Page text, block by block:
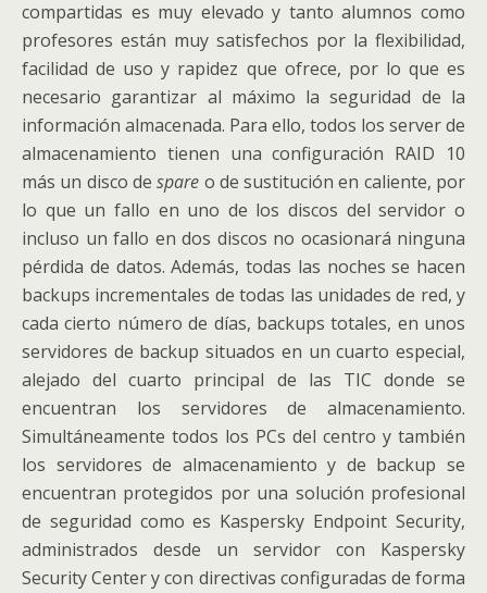
compartidas es muy elevado y tanto alumnos como
profesores están muy satisfechos por la flexibilidad,
facilidad de uso y rapidez que ofrece, por lo que es
necesario garantizar al máximo la seguridad de la
información almacenada. Para ello, todos los server de
almacenamiento tienen una configuración RAID 10
más un disco despare o de sustitución en caliente, por
lo que un fallo en uno de los discos del servidor o
incluso un fallo en dos discos no ocasionará ninguna
pérdida de datos. Además, todas las noches se hacen
backups incrementales de todas las unidades de red, y
cada cierto número de días, backups totales, en unos
servidores de backup situados en un cuarto especial,
alejado del cuarto principal de las TIC donde se
encuentran los servidores de almacenamiento.
Simultáneamente todos los PCs del centro y también
los servidores de almacenamiento y de backup se
encuentran protegidos por una solución profesional
de seguridad como es Kaspersky Endpoint Security,
administrados desde un servidor con Kaspersky
Security Center y con directivas configuradas de forma